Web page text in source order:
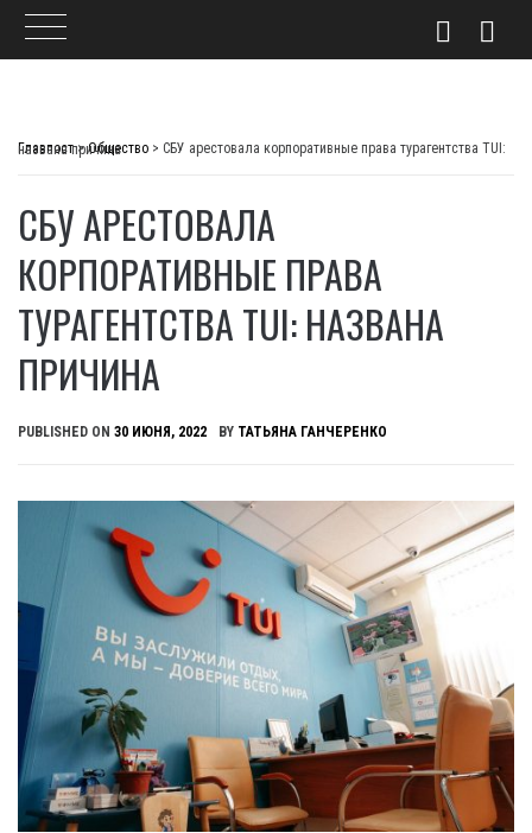
Главпост>Общество >
СБУ арестовала корпоративные права турагентства TUI: названа причина
СБУ АРЕСТОВАЛА
КОРПОРАТИВНЫЕ ПРАВА
ТУРАГЕНТСТВА TUI: НАЗВАНА
ПРИЧИНА
PUBLISHED ON 30 ИЮНЯ, 2022 BY ТАТЬЯНА ГАНЧЕРЕНКО